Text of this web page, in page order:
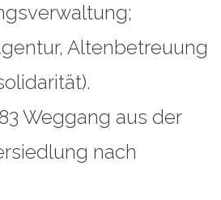
Altenbetreuung
Weggang aus der
nach